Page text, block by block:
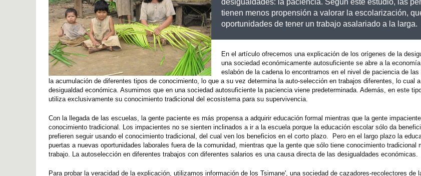
desigualdades: la paciencia. Según este estudio, las
tienen menos propensión a valorar la escolarización,
oportunidades de tener un trabajo asalariado a la larga.
En el artículo ofrecemos una explicación de los orígenes de la
una sociedad económicamente autosuficiente se abre a la
eslabón de la cadena lo encontramos en el nivel de paciencia de
la acumulación de diferentes tipos de conocimiento, lo que a su vez determina la auto-selección en trabajos diferentes, lo cual
desigualdad económica. Asumimos que en una sociedad autosuficiente la paciencia viene predeterminada. Además, en este
utiliza exclusivamente su conocimiento tradicional del ecosistema para su supervivencia.
Con la llegada de las escuelas, la gente paciente es más propensa a adquirir educación formal mientras que la gente
conocimiento tradicional. Los impacientes no se sienten inclinados a ir a la escuela porque la educación escolar sólo da
prefieren seguir usando el conocimiento tradicional, del cual ven los beneficios en el corto plazo. Pero en el largo plazo la
puertas a nuevas oportunidades laborales fuera de la comunidad, mientras que la gente que sólo tiene conocimiento tradicional
trabajo. La autoselección en diferentes trabajos con diferentes salarios es una causa directa de las desigualdades económicas.
Para probar la veracidad de la explicación, utilizamos información de los Tsimane', una sociedad de cazadores-recolectores de